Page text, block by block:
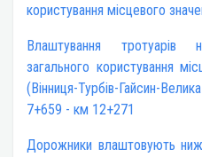
користування місцевого
Влаштування тротуарів
загального користування
(Вінниця-Турбів-Гайсин-
7+659 - км 12+271
Дорожники влаштовують